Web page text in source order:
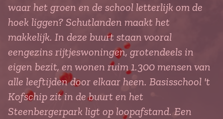
waar het groen en de school letterlijk om de
hoek liggen? Schutlanden maakt het
makkelijk. In deze buurt staan vooral
eengezins rijtjeswoningen, grotendeels in
eigen bezit, en wonen ruim 1.300 mensen van
alle leeftijden door elkaar heen. Basisschool 't
Kofschip zit in de buurt en het
Steenbergerpark ligt op loopafstand. Een